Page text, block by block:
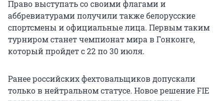
Право выступать со своими флагами и
аббревиатурами получили также белорусские
спортсмены и официальные лица. Первым таким
турниром станет чемпионат мира в Гонконге,
который пройдет с 22 по 30 июля.
Ранее российских фехтовальщиков допускали
только в нейтральном статусе. Новое решение FIE